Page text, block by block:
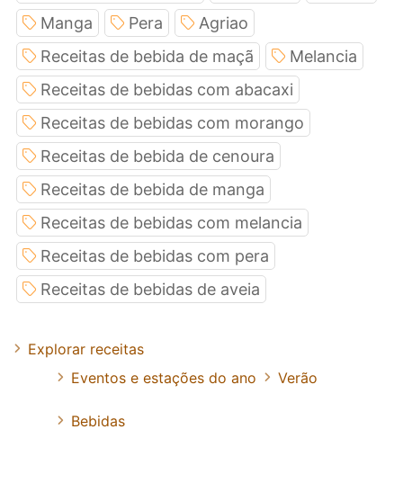
Manga
Pera
Agriao
Receitas de bebida de maçã
Melancia
Receitas de bebidas com abacaxi
Receitas de bebidas com morango
Receitas de bebida de cenoura
Receitas de bebida de manga
Receitas de bebidas com melancia
Receitas de bebidas com pera
Receitas de bebidas de aveia
Explorar receitas
Eventos e estações do ano
Verão
Bebidas